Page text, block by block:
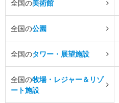
全国の美術館
全国の公園
全国のタワー・展望施設
全国の牧場・レジャー＆リゾ
ート施設